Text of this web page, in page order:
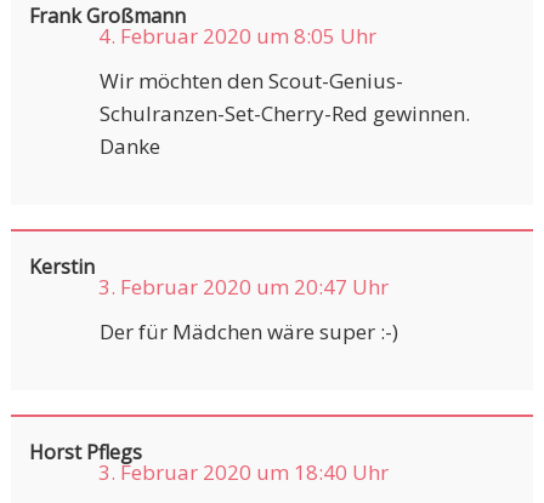
Frank Großmann
4. Februar 2020 um 8:05 Uhr
Wir möchten den Scout-Genius-
Schulranzen-Set-Cherry-Red gewinnen.
Danke
Kerstin
3. Februar 2020 um 20:47 Uhr
Der für Mädchen wäre super :-)
Horst Pflegs
3. Februar 2020 um 18:40 Uhr